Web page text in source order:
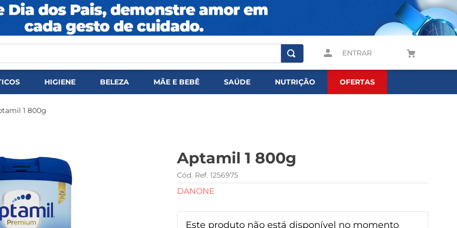
ENTRAR
HIGIENE BELEZA MÃE E BEBÊ SAÚDE NUTRIÇÃO OFERTAS
1 800g
Aptamil 1 800g
1256975
DANONE
Este produto não está disponível no momento